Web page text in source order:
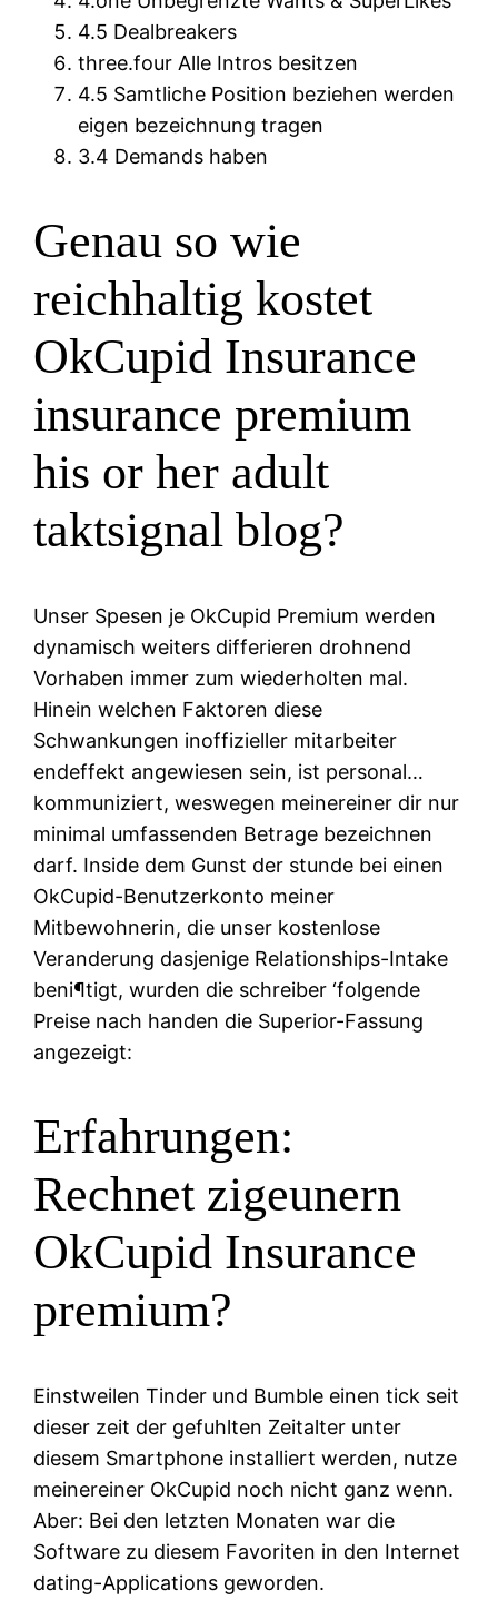
4.5 Dealbreakers
three.four Alle Intros besitzen
4.5 Samtliche Position beziehen werden
eigen bezeichnung tragen
3.4 Demands haben
Genau so wie
reichhaltig kostet
OkCupid Insurance
insurance premium
his or her adult
taktsignal blog?
Unser Spesen je OkCupid Premium werden
dynamisch weiters differieren drohnend
Vorhaben immer zum wiederholten mal.
Hinein welchen Faktoren diese
Schwankungen inoffizieller mitarbeiter
endeffekt angewiesen sein, ist personal…
kommuniziert, weswegen meinereiner dir nur
minimal umfassenden Betrage bezeichnen
darf. Inside dem Gunst der stunde bei einen
OkCupid-Benutzerkonto meiner
Mitbewohnerin, die unser kostenlose
Veranderung dasjenige Relationships-Intake
beni¶tigt, wurden die schreiber ‘folgende
Preise nach handen die Superior-Fassung
angezeigt:
Erfahrungen:
Rechnet zigeunern
OkCupid Insurance
premium?
Einstweilen Tinder und Bumble einen tick seit
dieser zeit der gefuhlten Zeitalter unter
diesem Smartphone installiert werden, nutze
meinereiner OkCupid noch nicht ganz wenn.
Aber: Bei den letzten Monaten war die
Software zu diesem Favoriten in den Internet
dating-Applications geworden.